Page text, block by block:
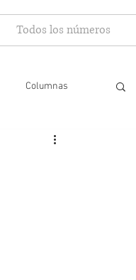
Todos los números
Columnas